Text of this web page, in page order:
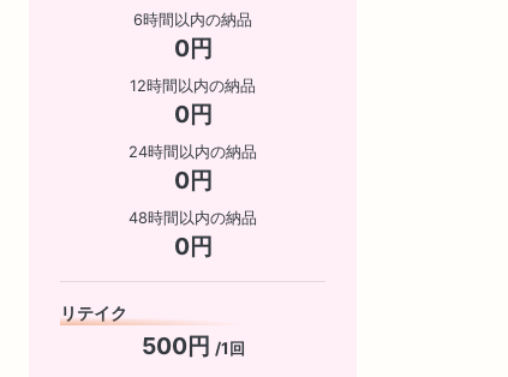
6時間以内の納品
0円
12時間以内の納品
0円
24時間以内の納品
0円
48時間以内の納品
0円
リテイク
500円 /1回